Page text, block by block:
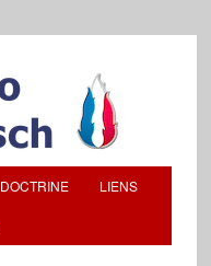
DOCTRINE LIENS